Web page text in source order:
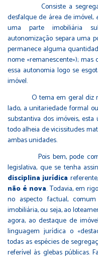
Consiste a
desfalque de área de imóvel,
uma parte imobiliária
autonomização separa uma
permanece alguma
nome «remanescente»);
essa autonomia logo se
imóvel.
O tema em geral diz
lado, a unitariedade formal
substantiva dos imóveis,
todo alheia de vicissitudes
ambas unidades.
Pois bem, pode
legislativa, que se tenha
disciplina jurídica
não é nova. Todavia, em
no aspecto factual,
imobiliária, ou seja, ao
agora, ao destaque de
linguagem jurídica o
todas as espécies de
referível às glebas públicas.